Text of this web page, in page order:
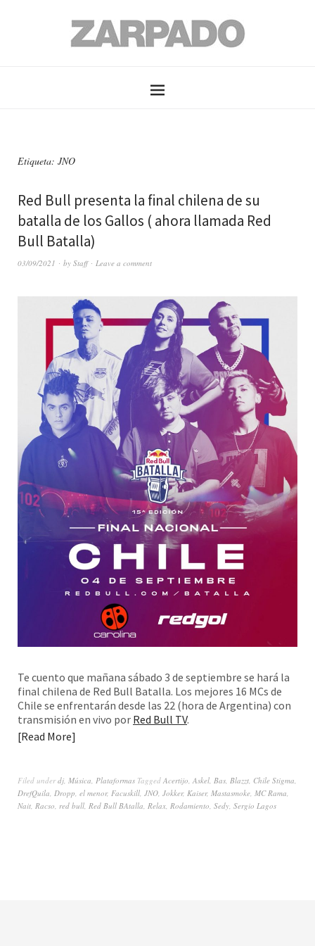
Etiqueta: JNO
Red Bull presenta la final chilena de su
batalla de los Gallos ( ahora llamada Red
Bull Batalla)
03/09/2021 by Staff Leave a comment
Te cuento que mañana sábado 3 de septiembre se hará la
final chilena de Red Bull Batalla. Los mejores 16 MCs de
Chile se enfrentarán desde las 22 (hora de Argentina) con
transmisión en vivo por Red Bull TV.
Read More
Filed underdj, Música, Plataformas Tagged Acertijo, Askel, Bas, Blazzt, Chile Stigma,
DrefQuila, Dropp, el menor, Facuskill, JNO, Jokker, Kaiser, Mastasmoke, MC Rama,
Nait, Racso, red bull, Red Bull BAtalla, Relax, Rodamiento, Sedy, Sergio Lagos